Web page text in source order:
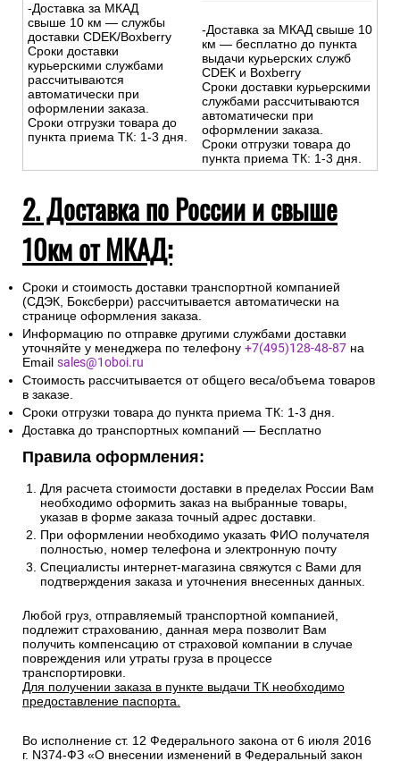
-Доставка за МКАД
свыше 10 км — службы
доставки CDEK/Boxberry
Сроки доставки
курьерскими службами
рассчитываются
автоматически при
оформлении заказа.
Сроки отгрузки товара до
пункта приема ТК: 1-3 дня.
-Доставка за МКАД свыше 10
км — бесплатно до пункта
выдачи курьерских служб
CDEK и Boxberry
Сроки доставки курьерскими
службами рассчитываются
автоматически при
оформлении заказа.
Сроки отгрузки товара до
пункта приема ТК: 1-3 дня.
2. Доставка по России и свыше
10км от МКАД:
Сроки и стоимость доставки транспортной компанией
(СДЭК, Боксберри) рассчитывается автоматически на
странице оформления заказа.
Информацию по отправке другими службами доставки
уточняйте у менеджера по телефону +7(495)128-48-87 на
Email sales@1oboi.ru
Стоимость рассчитывается от общего веса/объема товаров
в заказе.
Сроки отгрузки товара до пункта приема ТК: 1-3 дня.
Доставка до транспортных компаний — Бесплатно
Правила оформления:
Для расчета стоимости доставки в пределах России Вам
необходимо оформить заказ на выбранные товары,
указав в форме заказа точный адрес доставки.
При оформлении необходимо указать ФИО получателя
полностью, номер телефона и электронную почту
Специалисты интернет-магазина свяжутся с Вами для
подтверждения заказа и уточнения внесенных данных.
Любой груз, отправляемый транспортной компанией,
подлежит страхованию, данная мера позволит Вам
получить компенсацию от страховой компании в случае
повреждения или утраты груза в процессе
транспортировки.
Для получении заказа в пункте выдачи ТК необходимо
предоставление паспорта.
Во исполнение ст. 12 Федерального закона от 6 июля 2016
г. N374-ФЗ «О внесении изменений в Федеральный закон